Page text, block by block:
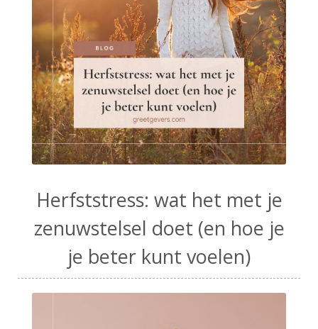
Herfststress: wat het met je
zenuwstelsel doet (en hoe je
je beter kunt voelen)